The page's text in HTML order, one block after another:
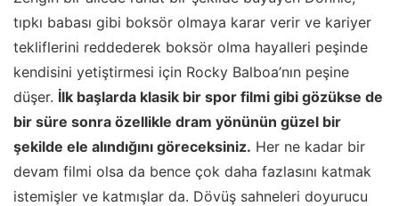
tıpkı babası gibi boksör olmaya karar verir ve kariyer
tekliflerini reddederek boksör olma hayalleri peşinde
kendisini yetiştirmesi için Rocky Balboa’nın peşine
düşer. İlk başlarda klasik bir spor filmi gibi gözükse de
bir süre sonra özellikle dram yönünün güzel bir
şekilde ele alındığını göreceksiniz. Her ne kadar bir
devam filmi olsa da bence çok daha fazlasını katmak
istemişler ve katmışlar da. Dövüş sahneleri doyurucu